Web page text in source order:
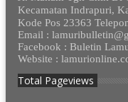
Kecamatan Indrapuri,
Kode Pos 23363
Email :
Facebook : Buletin
Website :
Total Pageviews